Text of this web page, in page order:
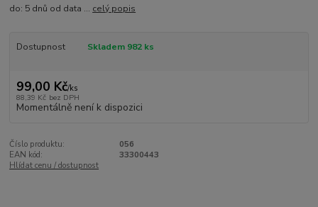
do: 5 dnů od data ... celý popis
Dostupnost Skladem 982 ks
99,00 Kč/ks
88,39 Kč bez DPH
Momentálně není k dispozici
Číslo produktu:
056
EAN kód:
33300443
Hlídat cenu / dostupnost